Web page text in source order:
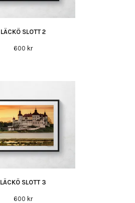
LÄCKÖ SLOTT 2
600 kr
LÄCKÖ SLOTT 3
600 kr